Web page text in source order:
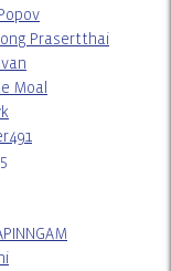
Prasertthai
Moal